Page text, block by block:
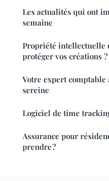
Les actualités qui ont
semaine
Propriété intellectuelle
protéger vos créations ?
Votre expert comptable
sereine
Logiciel de time
Assurance pour
prendre ?